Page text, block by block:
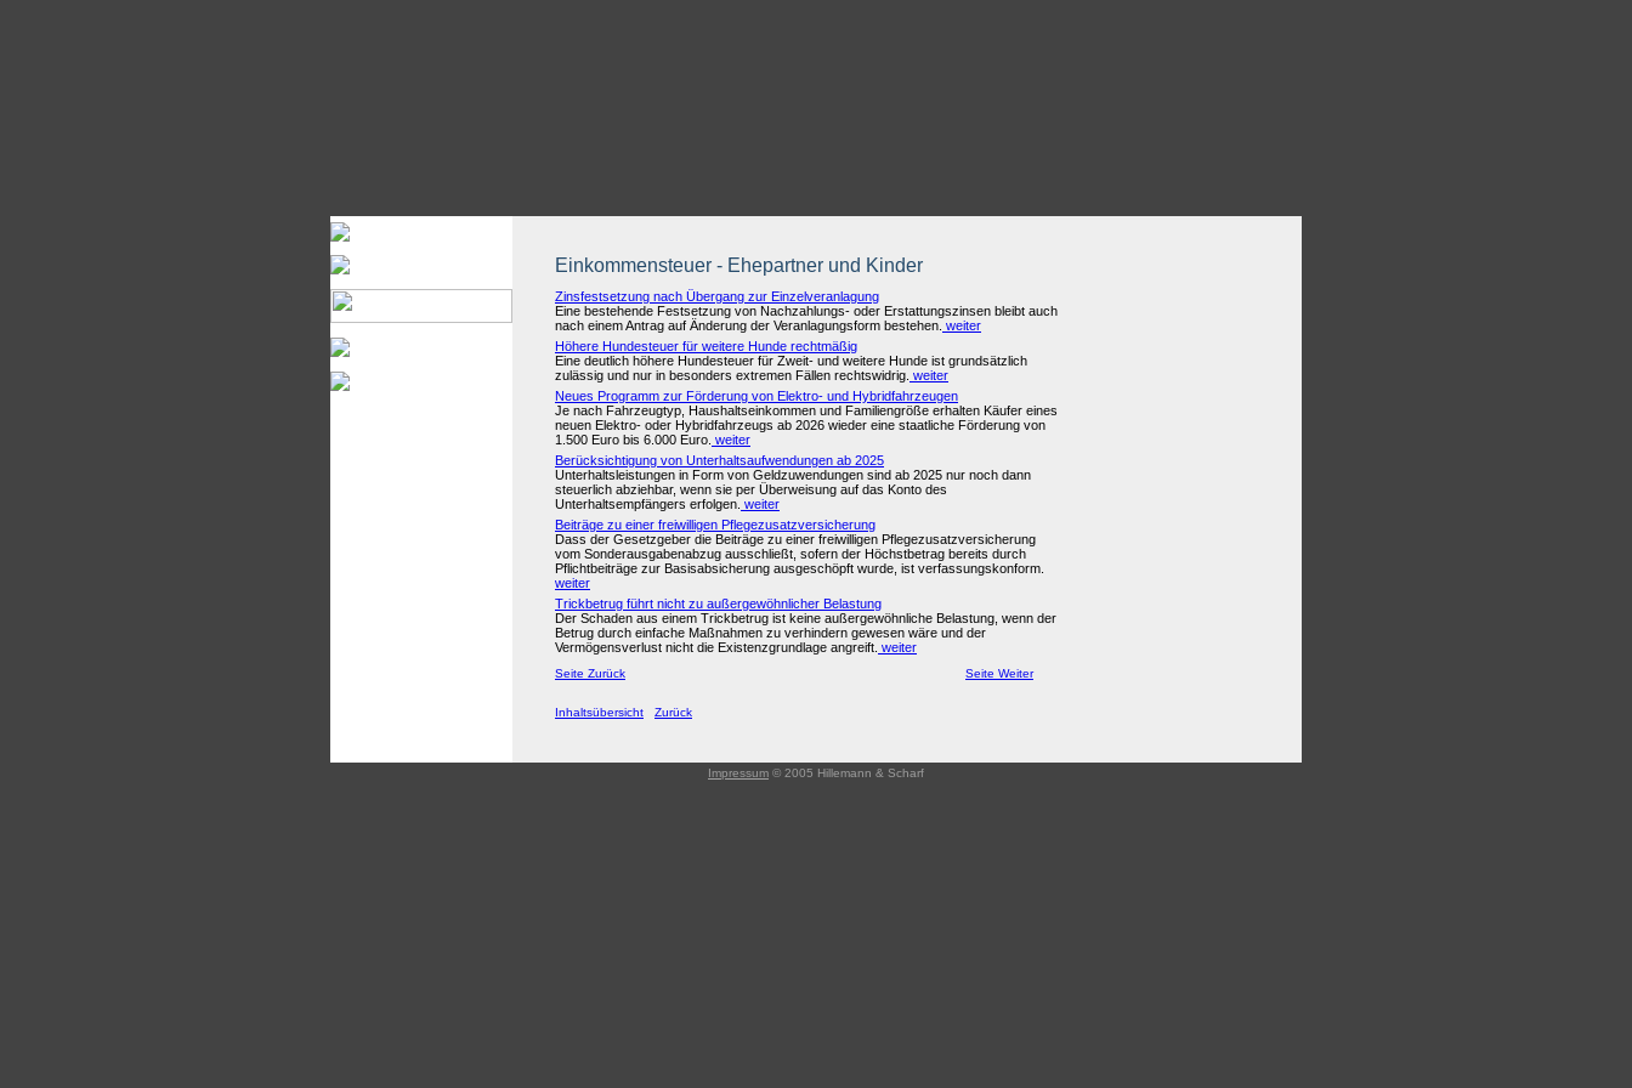
Einkommensteuer - Ehepartner und Kinder
Zinsfestsetzung nach Übergang zur Einzelveranlagung
Eine bestehende Festsetzung von Nachzahlungs- oder Erstattungszinsen bleibt auch
nach einem Antrag auf Änderung der Veranlagungsform bestehen. weiter
Höhere Hundesteuer für weitere Hunde rechtmäßig
Eine deutlich höhere Hundesteuer für Zweit- und weitere Hunde ist grundsätzlich
zulässig und nur in besonders extremen Fällen rechtswidrig. weiter
Neues Programm zur Förderung von Elektro- und Hybridfahrzeugen
Je nach Fahrzeugtyp, Haushaltseinkommen und Familiengröße erhalten Käufer eines
neuen Elektro- oder Hybridfahrzeugs ab 2026 wieder eine staatliche Förderung von
1.500 Euro bis 6.000 Euro. weiter
Berücksichtigung von Unterhaltsaufwendungen ab 2025
Unterhaltsleistungen in Form von Geldzuwendungen sind ab 2025 nur noch dann
steuerlich abziehbar, wenn sie per Überweisung auf das Konto des
Unterhaltsempfängers erfolgen. weiter
Beiträge zu einer freiwilligen Pflegezusatzversicherung
Dass der Gesetzgeber die Beiträge zu einer freiwilligen Pflegezusatzversicherung
vom Sonderausgabenabzug ausschließt, sofern der Höchstbetrag bereits durch
Pflichtbeiträge zur Basisabsicherung ausgeschöpft wurde, ist verfassungskonform.
weiter
Trickbetrug führt nicht zu außergewöhnlicher Belastung
Der Schaden aus einem Trickbetrug ist keine außergewöhnliche Belastung, wenn der
Betrug durch einfache Maßnahmen zu verhindern gewesen wäre und der
Vermögensverlust nicht die Existenzgrundlage angreift. weiter
Seite Zurück Seite Weiter
Inhaltsübersicht Zurück
Impressum © 2005 Hillemann & Scharf